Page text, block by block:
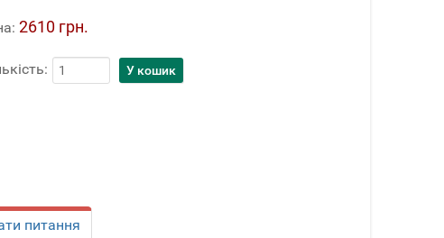
2610 грн.
питання